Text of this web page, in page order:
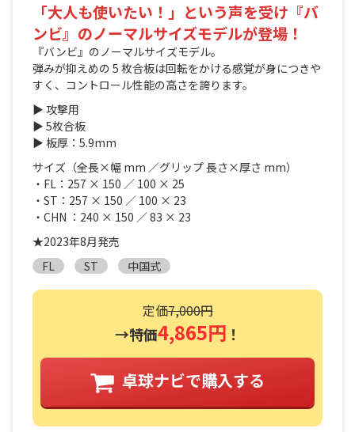
「大人も使いたい！」という声を受け『バ
ンビ』のノーマルサイズモデルが登場！
『バンビ』のノーマルサイズモデル。
弾みが抑えめの 5 枚合板は回転をかける感覚が身につきや
すく、コントロール性能の高さを誇ります。
▶ 攻撃用
▶ 5枚合板
▶ 板厚：5.9mm
サイズ（全長×幅 mm ／グリップ 長さ×厚さ mm）
・FL：257 × 150 ／ 100 × 25
・ST：257 × 150 ／ 100 × 23
・CHN ：240 × 150 ／ 83 × 23
★2023年8月発売
FL
ST 中国式
定価7,000円
→特価4,865円 ！
卓球ナビで購入する